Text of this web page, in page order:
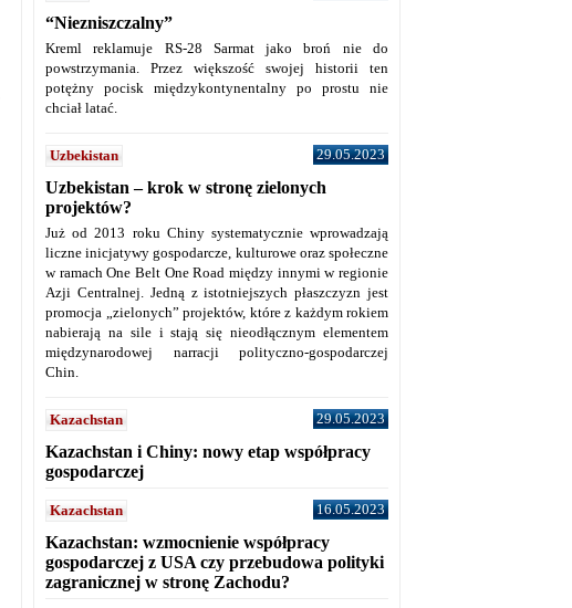
“Niezniszczalny”
Kreml reklamuje RS-28 Sarmat jako broń nie do
powstrzymania. Przez większość swojej historii ten
potężny pocisk międzykontynentalny po prostu nie
chciał latać.
Uzbekistan 29.05.2023
Uzbekistan – krok w stronę zielonych
projektów?
Już od 2013 roku Chiny systematycznie wprowadzają
liczne inicjatywy gospodarcze, kulturowe oraz społeczne
w ramach One Belt One Road między innymi w regionie
Azji Centralnej. Jedną z istotniejszych płaszczyzn jest
promocja „zielonych” projektów, które z każdym rokiem
nabierają na sile i stają się nieodłącznym elementem
międzynarodowej narracji polityczno-gospodarczej
Chin.
Kazachstan 29.05.2023
Kazachstan i Chiny: nowy etap współpracy
gospodarczej
Kazachstan 16.05.2023
Kazachstan: wzmocnienie współpracy
gospodarczej z USA czy przebudowa polityki
zagranicznej w stronę Zachodu?